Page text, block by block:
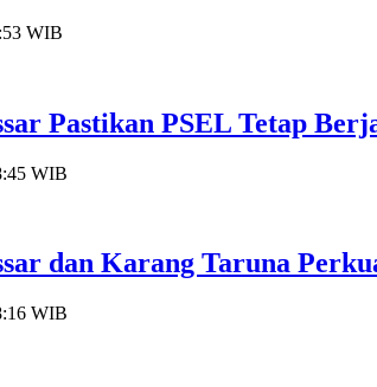
WIB
Pastikan PSEL Tetap
WIB
dan Karang Taruna
WIB